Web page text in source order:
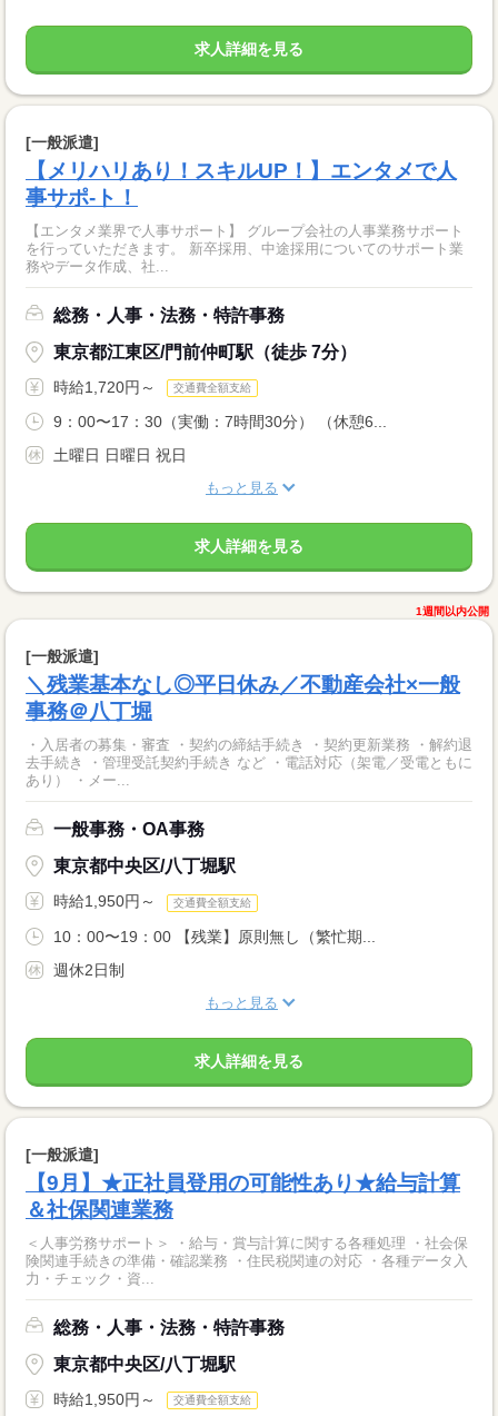
求人詳細を見る
[一般派遣]
【メリハリあり！スキルUP！】エンタメで人
事サポ‐ト！
【エンタメ業界で人事サポート】 グループ会社の人事業務サポート
を行っていただきます。 新卒採用、中途採用についてのサポート業
務やデータ作成、社...
総務・人事・法務・特許事務
東京都江東区/門前仲町駅（徒歩 7分）
時給1,720円～ 交通費全額支給
9：00〜17：30（実働：7時間30分） （休憩6...
土曜日 日曜日 祝日
もっと見る
求人詳細を見る
1週間以内公開
[一般派遣]
＼残業基本なし◎平日休み／不動産会社×一般
事務＠八丁堀
・入居者の募集・審査 ・契約の締結手続き ・契約更新業務 ・解約退
去手続き ・管理受託契約手続き など ・電話対応（架電／受電ともに
あり） ・メー...
一般事務・OA事務
東京都中央区/八丁堀駅
時給1,950円～ 交通費全額支給
10：00〜19：00 【残業】原則無し（繁忙期...
週休2日制
もっと見る
求人詳細を見る
[一般派遣]
【9月】★正社員登用の可能性あり★給与計算
＆社保関連業務
＜人事労務サポート＞ ・給与・賞与計算に関する各種処理 ・社会保
険関連手続きの準備・確認業務 ・住民税関連の対応 ・各種データ入
力・チェック・資...
総務・人事・法務・特許事務
東京都中央区/八丁堀駅
時給1,950円～ 交通費全額支給